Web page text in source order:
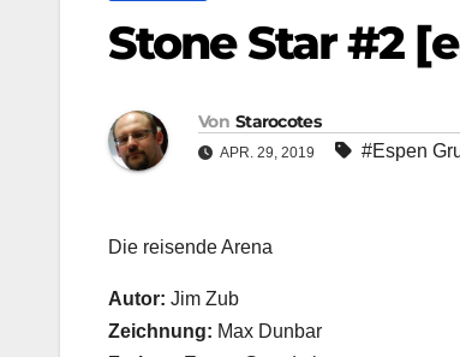
Stone Star #2
Von Starocotes
APR. 29, 2019 #Espen
Die reisende Arena
Autor: Jim Zub
Zeichnung: Max Dunbar